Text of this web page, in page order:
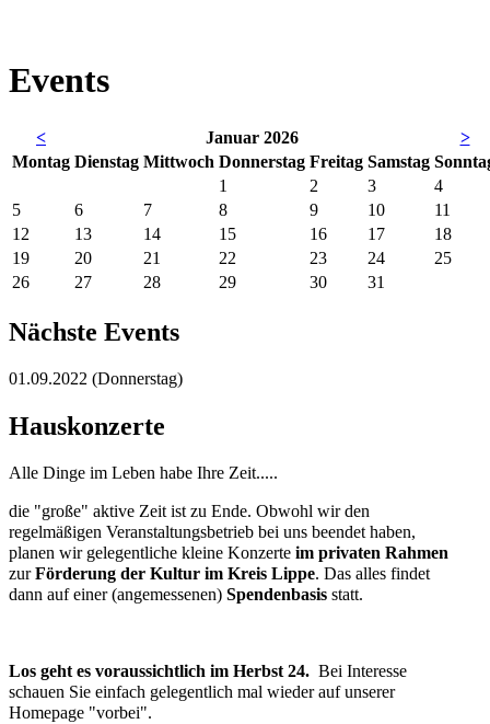
Events
< Januar 2026
>
Montag Dienstag Mittwoch Donnerstag Freitag Samstag So
1
2 3
4
5
6 7 8 9 10
11
12
13 14 15 16 17
18
19
20 21 22 23 24
25
26
27 28 29 30 31
Nächste Events
01.09.2022 (Donnerstag)
Hauskonzerte
Alle Dinge im Leben habe Ihre Zeit.....
die "große" aktive Zeit ist zu Ende. Obwohl wir den
regelmäßigen Veranstaltungsbetrieb bei uns beendet haben,
planen wir gelegentliche kleine Konzerte im privaten Rahmen
zurFörderung der Kultur im Kreis Lippe. Das alles findet
dann auf einer (angemessenen) Spendenbasis statt.
Los geht es voraussichtlich im Herbst 24. Bei Interesse
schauen Sie einfach gelegentlich mal wieder auf unserer
Homepage "vorbei".